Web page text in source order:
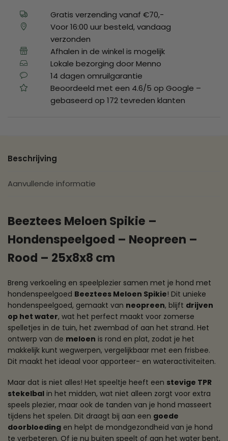
Gratis verzending vanaf €70,-
Voor 16:00 uur besteld, vandaag
verzonden
Afhalen in de winkel is mogelijk
Lokale bezorging door Menno
14 dagen omruilgarantie
Beoordeeld met een 4.6/5 op Google –
gebaseerd op 172 tevreden klanten
Beschrijving
Aanvullende informatie
Beeztees Meloen Spikie –
Hondenspeelgoed – Neopreen –
Rood – 25x8x8 cm
Breng verkoeling en speelplezier samen met je hond met
hondenspeelgoed Beeztees Meloen Spikie! Dit unieke
hondenspeelgoed, gemaakt van neopreen, blijft drijven
op het water, wat het perfect maakt voor zomerse
spelletjes in de tuin, het zwembad of aan het strand. Het
ontwerp van de meloen is rond en plat, zodat je het
makkelijk kunt wegwerpen, vergelijkbaar met een frisbee.
Dit maakt het ideaal voor apporteer- en wateractiviteiten.
Maar dat is niet alles! Het speeltje heeft een stevige TPR
stekelbal in het midden, wat niet alleen zorgt voor extra
speels plezier, maar ook de tanden van je hond masseert
tijdens het spelen. Dit draagt bij aan een goede
doorbloeding en helpt de mondgezondheid van je hond
te verbeteren. Of je nu buiten speelt of aan het water bent,